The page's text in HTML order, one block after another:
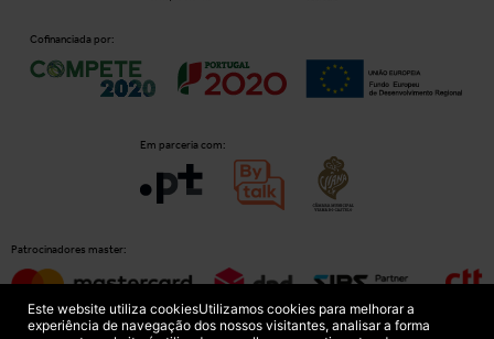
Cofinanciada por:
Em parceria com:
Patrocinadores master:
Este website utiliza cookiesUtilizamos cookies para melhorar a
experiência de navegação dos nossos visitantes, analisar a forma